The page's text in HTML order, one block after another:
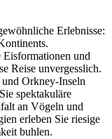
Erlebnisse:
Eisformationen und
Reise unvergesslich.
Orkney-Inseln
spektakuläre
an Vögeln und
erleben Sie riesige
buhlen.